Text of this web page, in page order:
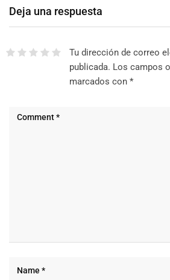
Deja una respuesta
Tu dirección de correo
publicada. Los campos
marcados con *